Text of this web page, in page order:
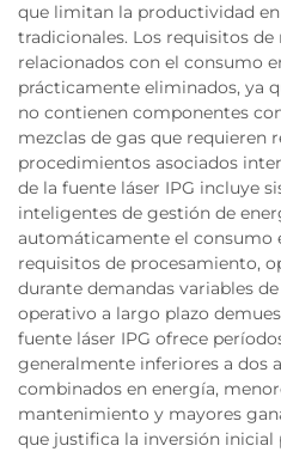
que limitan la productividad
tradicionales. Los requisitos
relacionados con el consumo
prácticamente eliminados, ya
no contienen componentes
mezclas de gas que requieren
procedimientos asociados
de la fuente láser IPG incluye
inteligentes de gestión de
automáticamente el consumo
requisitos de procesamiento,
durante demandas variables
operativo a largo plazo
fuente láser IPG ofrece
generalmente inferiores a dos
combinados en energía,
mantenimiento y mayores
que justifica la inversión inicial